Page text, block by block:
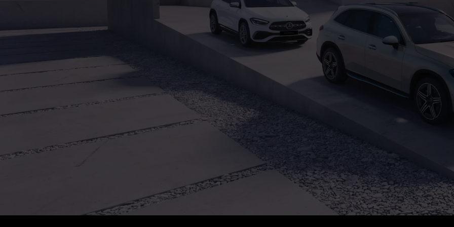
Tipologie di veicoli
Classi di modelli
Mercedes-Maybach
Prenota un test drive
Vetture usate
Mercedes-Benz flotte
(current)
Leasing
Garanzia
Servizi Assicurativi
Appuntamento per l'assistenza